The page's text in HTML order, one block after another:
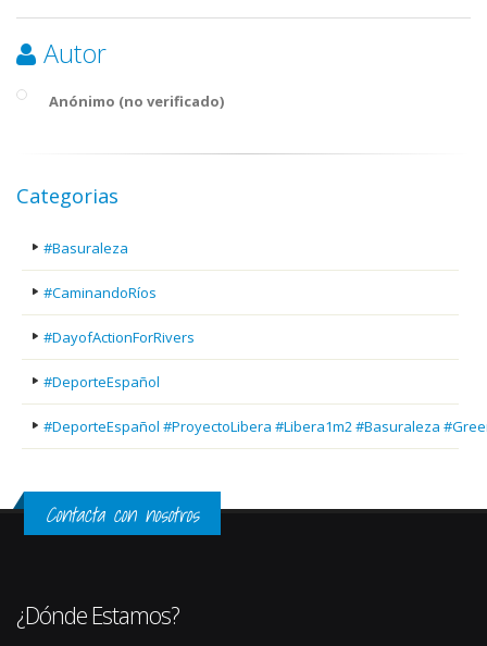
Autor
Anónimo (no verificado)
Categorias
#Basuraleza
#CaminandoRíos
#DayofActionForRivers
#DeporteEspañol
#DeporteEspañol #ProyectoLibera #Libera1m2 #Basuraleza
Contacta con nosotros
¿Dónde Estamos?